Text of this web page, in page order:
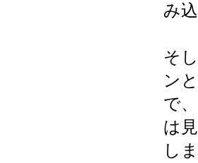
み
そ
ン
で
は
し